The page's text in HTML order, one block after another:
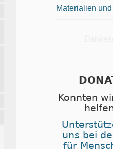
Materialien
Konnten
uns bei
für